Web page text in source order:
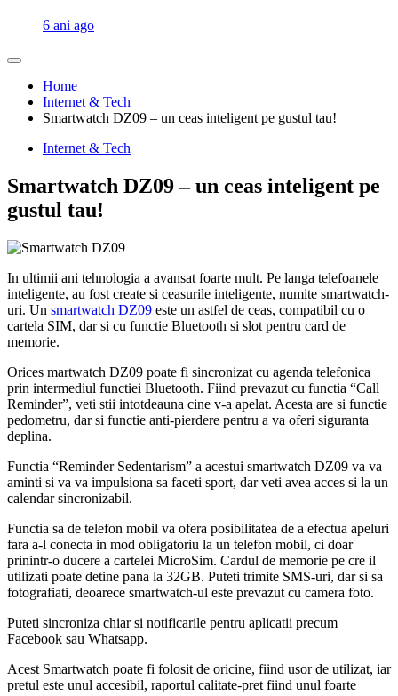
6 ani ago
Home
Internet & Tech
Smartwatch DZ09 – un ceas inteligent pe gustul tau!
Internet & Tech
Smartwatch DZ09 – un ceas inteligent pe
gustul tau!
In ultimii ani tehnologia a avansat foarte mult. Pe langa telefoanele
inteligente, au fost create si ceasurile inteligente, numite smartwatch-
uri. Un smartwatch DZ09 este un astfel de ceas, compatibil cu o
cartela SIM, dar si cu functie Bluetooth si slot pentru card de
memorie.
Orices martwatch DZ09 poate fi sincronizat cu agenda telefonica
prin intermediul functiei Bluetooth. Fiind prevazut cu functia “Call
Reminder”, veti stii intotdeauna cine v-a apelat. Acesta are si functie
pedometru, dar si functie anti-pierdere pentru a va oferi siguranta
deplina.
Functia “Reminder Sedentarism” a acestui smartwatch DZ09 va va
aminti si va va impulsiona sa faceti sport, dar veti avea acces si la un
calendar sincronizabil.
Functia sa de telefon mobil va ofera posibilitatea de a efectua apeluri
fara a-l conecta in mod obligatoriu la un telefon mobil, ci doar
prinintr-o ducere a cartelei MicroSim. Cardul de memorie pe cre il
utilizati poate detine pana la 32GB. Puteti trimite SMS-uri, dar si sa
fotografiati, deoarece smartwatch-ul este prevazut cu camera foto.
Puteti sincroniza chiar si notificarile pentru aplicatii precum
Facebook sau Whatsapp.
Acest Smartwatch poate fi folosit de oricine, fiind usor de utilizat, iar
pretul este unul accesibil, raportul calitate-pret fiind unul foarte